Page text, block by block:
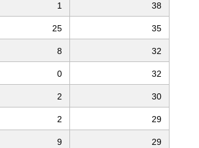
1 38
25 35
8 32
0 32
2 30
2 29
9 29